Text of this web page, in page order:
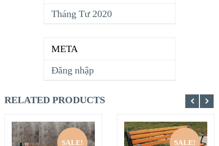
Tháng Tư 2020
META
Đăng nhập
RELATED PRODUCTS
SALE! SALE!